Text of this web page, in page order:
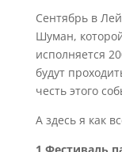
Сентябрь в
Шуман,
исполняется
будут
честь этого
А здесь я как